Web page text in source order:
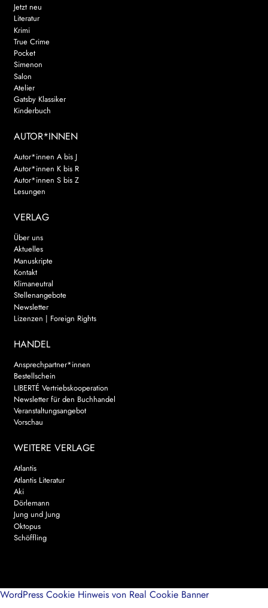
Jetzt neu
Literatur
Krimi
True Crime
Pocket
Simenon
Salon
Atelier
Gatsby Klassiker
Kinderbuch
AUTOR*INNEN
Autor*innen A bis J
Autor*innen K bis R
Autor*innen S bis Z
Lesungen
VERLAG
Über uns
Aktuelles
Manuskripte
Kontakt
Klimaneutral
Stellenangebote
Newsletter
Lizenzen | Foreign Rights
HANDEL
Ansprechpartner*innen
Bestellschein
LIBERTÉ Vertriebskooperation
Newsletter für den Buchhandel
Veranstaltungsangebot
Vorschau
WEITERE VERLAGE
Atlantis
Atlantis Literatur
Aki
Dörlemann
Jung und Jung
Oktopus
Schöffling
WordPress Cookie Hinweis von Real Cookie Banner